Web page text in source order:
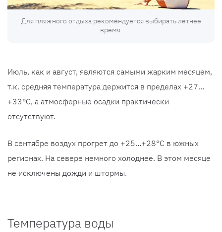
Для пляжного отдыха рекомендуется выбирать летнее
время.
Июль, как и август, являются самыми жарким месяцем,
т.к. средняя температура держится в пределах +27…
+33°С, а атмосферные осадки практически
отсутствуют.
В сентябре воздух прогрет до +25…+28°С в южных
регионах. На севере немного холоднее. В этом месяце
не исключены дожди и штормы.
Температура воды